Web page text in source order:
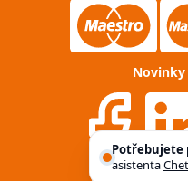
Novinky
Potřebujete
asistenta